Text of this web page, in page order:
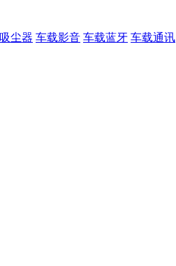
尘器 车载影音 车载蓝牙 车载通讯